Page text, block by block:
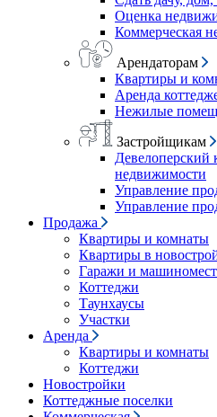
Оценка
Коммерческая
Арендаторам
Квартиры и
Аренда
Нежилые
Застройщикам
Девелоперский
недвижимости
Управление
Управление
Продажа
Квартиры и комнаты
Квартиры в
Гаражи и
Коттеджи
Таунхаусы
Участки
Аренда
Квартиры и комнаты
Коттеджи
Новостройки
Коттеджные поселки